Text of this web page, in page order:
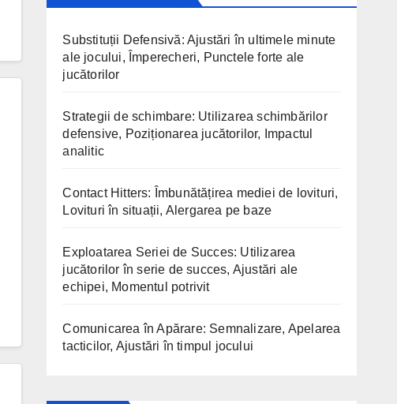
Substituții Defensivă: Ajustări în ultimele minute
ale jocului, Împerecheri, Punctele forte ale
jucătorilor
Strategii de schimbare: Utilizarea schimbărilor
defensive, Poziționarea jucătorilor, Impactul
analitic
Contact Hitters: Îmbunătățirea mediei de lovituri,
Lovituri în situații, Alergarea pe baze
Exploatarea Seriei de Succes: Utilizarea
jucătorilor în serie de succes, Ajustări ale
echipei, Momentul potrivit
Comunicarea în Apărare: Semnalizare, Apelarea
tacticilor, Ajustări în timpul jocului